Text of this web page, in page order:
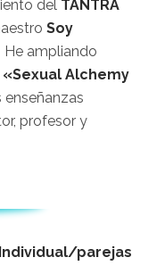
del TANTRA
Soy
He ampliando
«Sexual Alchemy
enseñanzas
profesor y
parejas